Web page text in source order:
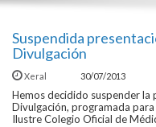
Suspendida
Divulgación
Xeral 30/07/2013
Hemos decidido suspender la
Divulgación, programada
Ilustre Colegio Oficial de